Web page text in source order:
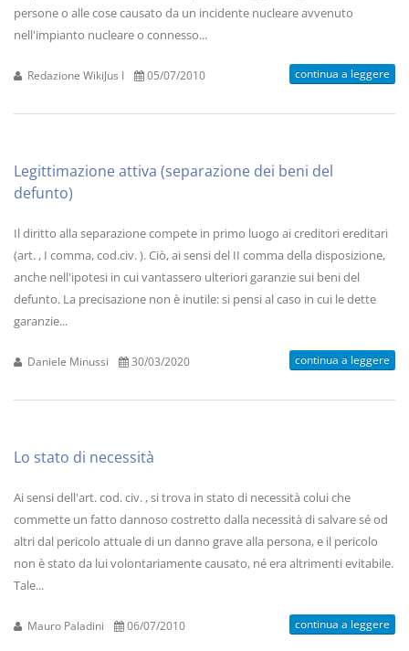
persone o alle cose causato da un incidente nucleare avvenuto
nell'impianto nucleare o connesso...
Redazione WikiJus I 05/07/2010 continua a leggere
Legittimazione attiva (separazione dei beni del
defunto)
Il diritto alla separazione compete in primo luogo ai creditori ereditari
(art. , I comma, cod.civ. ). Ciò, ai sensi del II comma della disposizione,
anche nell'ipotesi in cui vantassero ulteriori garanzie sui beni del
defunto. La precisazione non è inutile: si pensi al caso in cui le dette
garanzie...
Daniele Minussi 30/03/2020 continua a leggere
Lo stato di necessità
Ai sensi dell'art. cod. civ. , si trova in stato di necessità colui che
commette un fatto dannoso costretto dalla necessità di salvare sé od
altri dal pericolo attuale di un danno grave alla persona, e il pericolo
non è stato da lui volontariamente causato, né era altrimenti evitabile.
Tale...
Mauro Paladini 06/07/2010 continua a leggere